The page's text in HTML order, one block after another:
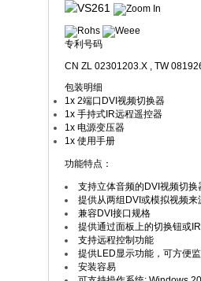
专利号码
CN ZL 02301203.X , TW
包装明细
1x 2端口DVI视频切换器
1x 手持式IR远程遥控器
1x 电源变压器
1x 使用手册
功能特点：
支持立体音频的DVI视频切换
提供从两组DVI或模拟视频
兼容DVI接口规格
提供通过面板上的切换钮或
支持远程控制功能
提供LED显示功能，可方便
安装容易